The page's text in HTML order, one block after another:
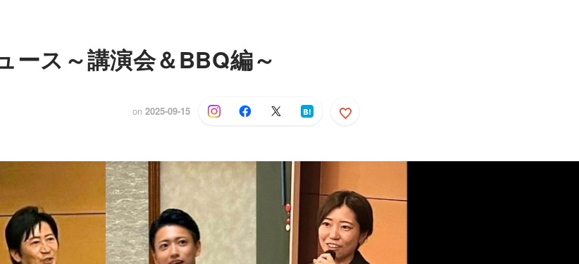
ース～講演会＆BBQ編～
on 2025-09-15